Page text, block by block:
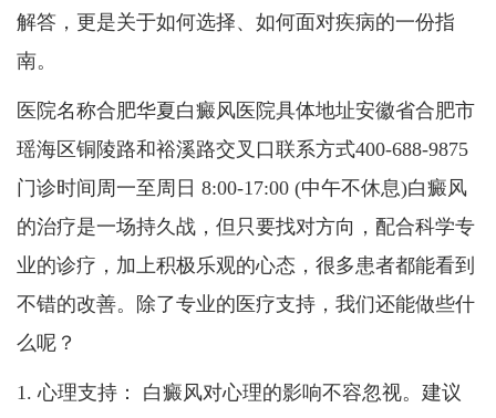
解答，更是关于如何选择、如何面对疾病的一份指
南。
医院名称合肥华夏白癜风医院具体地址安徽省合肥市
瑶海区铜陵路和裕溪路交叉口联系方式400-688-9875
门诊时间周一至周日 8:00-17:00 (中午不休息)白癜风
的治疗是一场持久战，但只要找对方向，配合科学专
业的诊疗，加上积极乐观的心态，很多患者都能看到
不错的改善。除了专业的医疗支持，我们还能做些什
么呢？
1. 心理支持： 白癜风对心理的影响不容忽视。建议